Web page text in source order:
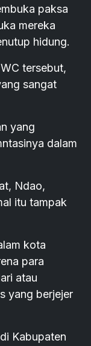
paksa
mereka
hidung.
tersebut,
sangat
yang
dalam
Ndao,
itu tampak
kota
para
atau
yang berjejer
Kabupaten